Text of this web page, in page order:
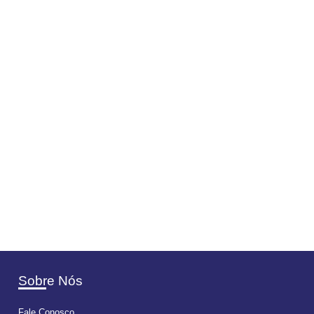
Sobre Nós